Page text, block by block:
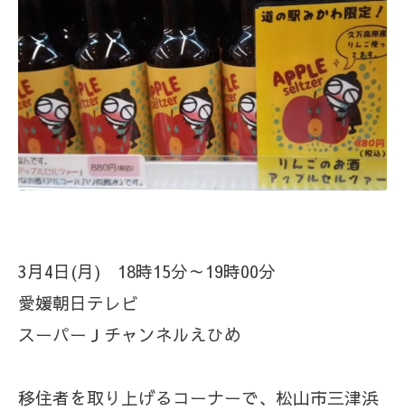
3月4日(月) 18時15分～19時00分
愛媛朝日テレビ
スーパーＪチャンネルえひめ
移住者を取り上げるコーナーで、松山市三津浜